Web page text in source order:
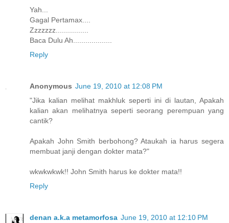
Yah...
Gagal Pertamax....
Zzzzzzz................
Baca Dulu Ah...................
Reply
Anonymous June 19, 2010 at 12:08 PM
"Jika kalian melihat makhluk seperti ini di lautan, Apakah
kalian akan melihatnya seperti seorang perempuan yang
cantik?
Apakah John Smith berbohong? Ataukah ia harus segera
membuat janji dengan dokter mata?"
wkwkwkwk!! John Smith harus ke dokter mata!!
Reply
denan a.k.a metamorfosa June 19, 2010 at 12:10 PM